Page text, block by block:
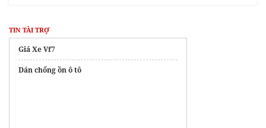
TIN TÀI TRỢ
Giá Xe Vf7
Dán chống ồn ô tô